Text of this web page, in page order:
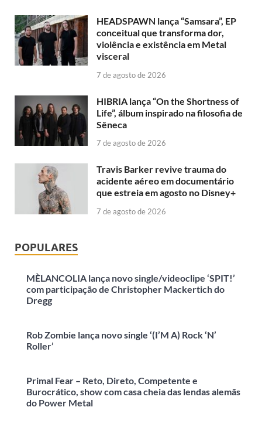
HEADSPAWN lança “Samsara”, EP
conceitual que transforma dor,
violência e existência em Metal
visceral
7 de agosto de 2026
HIBRIA lança “On the Shortness of
Life”, álbum inspirado na filosofia de
Sêneca
7 de agosto de 2026
Travis Barker revive trauma do
acidente aéreo em documentário
que estreia em agosto no Disney+
7 de agosto de 2026
POPULARES
MÈLANCOLIA lança novo single/videoclipe ‘SPIT!’
com participação de Christopher Mackertich do
Dregg
Rob Zombie lança novo single ‘(I’M A) Rock ‘N’
Roller’
Primal Fear – Reto, Direto, Competente e
Burocrático, show com casa cheia das lendas alemãs
do Power Metal